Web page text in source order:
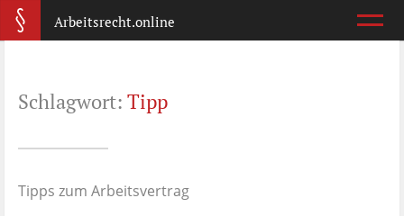
Arbeitsrecht.online
Was ist wichtig?
Wie reagiere ich?
Schlagwort: Tipp
Tipps zum Arbeitsvertrag